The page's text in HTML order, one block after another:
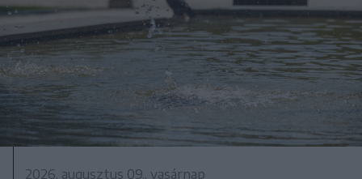
2026. augusztus 09., vasárnap